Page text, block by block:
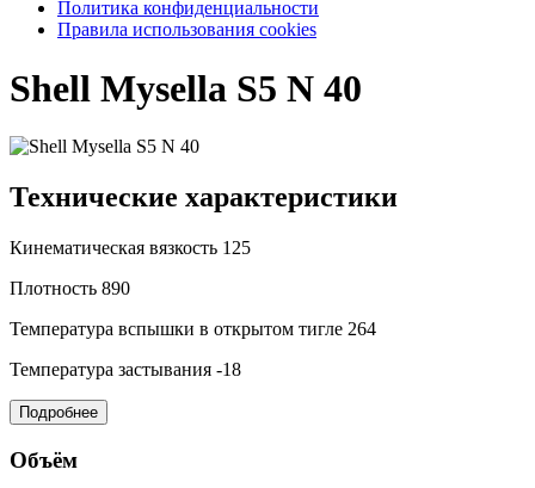
Политика конфиденциальности
Правила использования cookies
Shell Mysella S5 N 40
Технические характеристики
Кинематическая вязкость 125
Плотность 890
Температура вспышки в открытом тигле 264
Температура застывания -18
Подробнее
Объём